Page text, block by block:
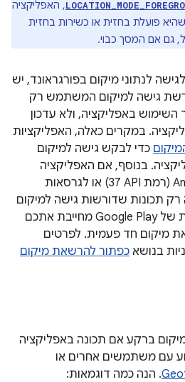
, האפליקציה
פועלת בחזית או כשירות בחזית
גם אם המסך כבוי.
לנתוני מיקום בפורגראונד, יש
גישה למיקום המשתמש רק
השימוש באפליקציה, ולא עדכון
במקרים כאלה, האפליקציות
כדי לבקש גישה למיקום
בנוסף, אם האפליקציה
שלכם מיועדת ל-Android 17 (רמת API‏ 37) או לגרסאות
רק תכונות שדורשות גישה למיקום
על בסיס הפעלה, המדיניות של Google Play מחייבת אתכם
מיקום חד פעמית. לפרטים
בנושא כפתור להרשאת מיקום
ברקע אם תכונה באפליקציה
עם משתמשים אחרים או
. הנה כמה דוגמאות: